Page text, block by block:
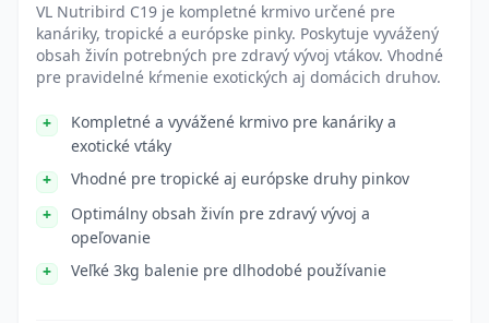
VL Nutribird C19 je kompletné krmivo určené pre
kanáriky, tropické a európske pinky. Poskytuje vyvážený
obsah živín potrebných pre zdravý vývoj vtákov. Vhodné
pre pravidelné kŕmenie exotických aj domácich druhov.
Kompletné a vyvážené krmivo pre kanáriky a
exotické vtáky
Vhodné pre tropické aj európske druhy pinkov
Optimálny obsah živín pre zdravý vývoj a
opeľovanie
Veľké 3kg balenie pre dlhodobé používanie